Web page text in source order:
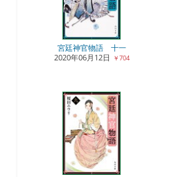
宮廷神官物語 十一
2020年06月12日
￥704